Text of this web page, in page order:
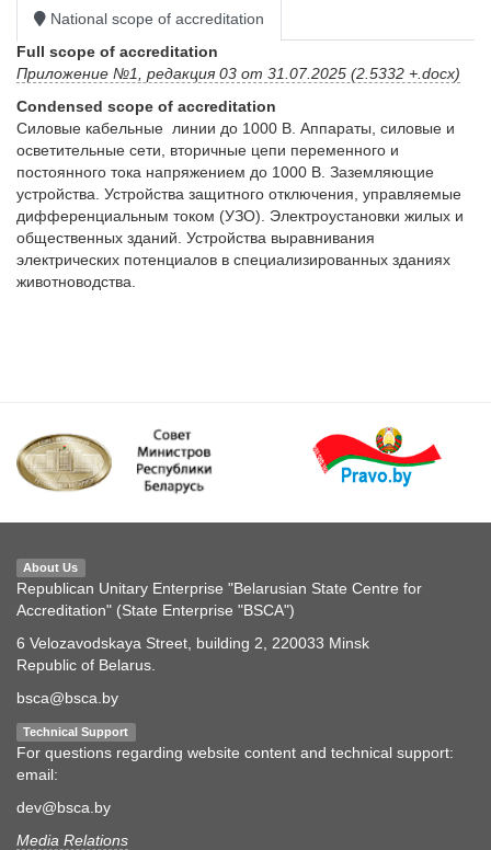
National scope of accreditation
Full scope of accreditation
Приложение №1, редакция 03 от 31.07.2025 (2.5332 +.docx)
Condensed scope of accreditation
Силовые кабельные  линии до 1000 В. Аппараты, силовые и
осветительные сети, вторичные цепи переменного и
постоянного тока напряжением до 1000 В. Заземляющие
устройства. Устройства защитного отключения, управляемые
дифференциальным током (УЗО). Электроустановки жилых и
общественных зданий. Устройства выравнивания
электрических потенциалов в специализированных зданиях
животноводства.
About Us
Republican Unitary Enterprise "Belarusian State Centre for
Accreditation" (State Enterprise "BSCA")
6 Velozavodskaya Street, building 2, 220033 Minsk
Republic of Belarus.
bsca@bsca.by
Technical Support
For questions regarding website content and technical support:
email:
dev@bsca.by
Media Relations